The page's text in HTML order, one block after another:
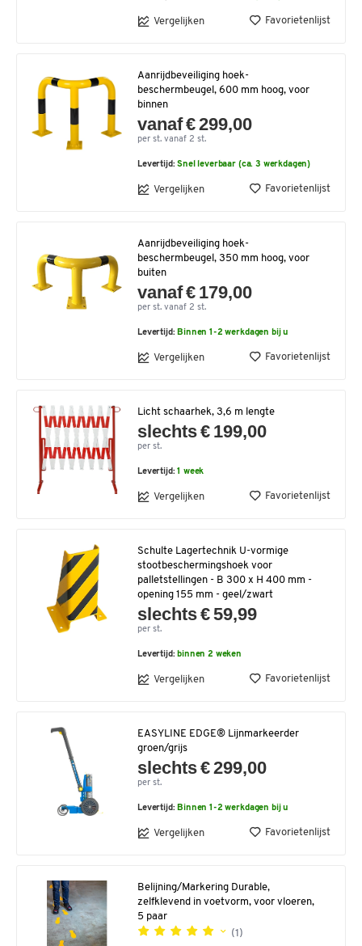
Vergelijken Favorietenlijst
Aanrijdbeveiliging hoek-
beschermbeugel, 600 mm hoog, voor
binnen
vanaf € 299,00
per st. vanaf 2 st.
Levertijd:Snel leverbaar (ca. 3 werkdagen)
Vergelijken Favorietenlijst
Aanrijdbeveiliging hoek-
beschermbeugel, 350 mm hoog, voor
buiten
vanaf € 179,00
per st. vanaf 2 st.
Levertijd:Binnen 1-2 werkdagen bij u
Vergelijken Favorietenlijst
Licht schaarhek, 3,6 m lengte
slechts € 199,00
per st.
Levertijd:1 week
Vergelijken Favorietenlijst
Schulte Lagertechnik U-vormige
stootbeschermingshoek voor
palletstellingen - B 300 x H 400 mm -
opening 155 mm - geel/zwart
slechts € 59,99
per st.
Levertijd:binnen 2 weken
Vergelijken Favorietenlijst
EASYLINE EDGE® Lijnmarkeerder
groen/grijs
slechts € 299,00
per st.
Levertijd:Binnen 1-2 werkdagen bij u
Vergelijken Favorietenlijst
Belijning/Markering Durable,
zelfklevend in voetvorm, voor vloeren,
5 paar
(1)